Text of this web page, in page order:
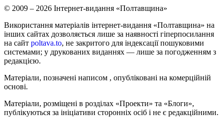
© 2009 – 2026 Інтернет-видання «Полтавщина»
Використання матеріалів інтернет-видання «Полтавщина» на
інших сайтах дозволяється лише за наявності гіперпосилання
на сайт poltava.to, не закритого для індексації пошуковими
системами; у друкованих виданнях — лише за погодженням з
редакцією.
Матеріали, позначені написом , опубліковані на комерційній
основі.
Матеріали, розміщені в розділах «Проекти» та «Блоги»,
публікуються за ініціативи сторонніх осіб і не є редакційними.